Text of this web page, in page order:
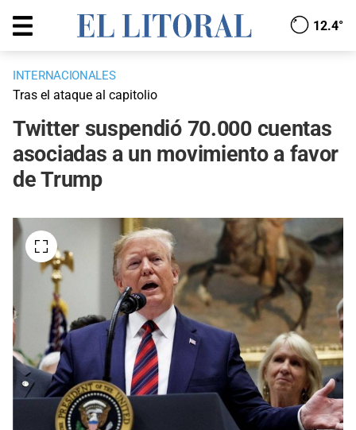
12.4°
INTERNACIONALES
Tras el ataque al capitolio
Twitter suspendió 70.000 cuentas
asociadas a un movimiento a favor
de Trump